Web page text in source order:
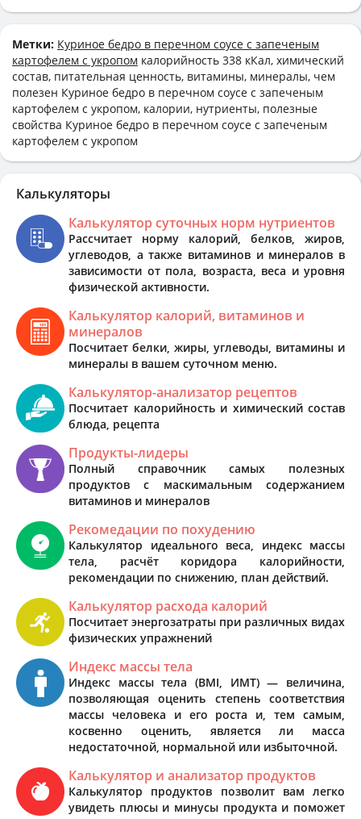
Метки: Куриное бедро в перечном соусе с запеченым
картофелем с укропом калорийность 338 кКал, химический
состав, питательная ценность, витамины, минералы, чем
полезен Куриное бедро в перечном соусе с запеченым
картофелем с укропом, калории, нутриенты, полезные
свойства Куриное бедро в перечном соусе с запеченым
картофелем с укропом
Калькуляторы
Калькулятор суточных норм нутриентов
Рассчитает норму калорий, белков, жиров,
углеводов, а также витаминов и минералов в
зависимости от пола, возраста, веса и уровня
физической активности.
Калькулятор калорий, витаминов и
минералов
Посчитает белки, жиры, углеводы, витамины и
минералы в вашем суточном меню.
Калькулятор-анализатор рецептов
Посчитает калорийность и химический состав
блюда, рецепта
Продукты-лидеры
Полный справочник самых полезных
продуктов с маскимальным содержанием
витаминов и минералов
Рекомедации по похудению
Калькулятор идеального веса, индекс массы
тела, расчёт коридора калорийности,
рекомендации по снижению, план действий.
Калькулятор расхода калорий
Посчитает энергозатраты при различных видах
физических упражнений
Индекс массы тела
Индекс массы тела (BMI, ИМТ) — величина,
позволяющая оценить степень соответствия
массы человека и его роста и, тем самым,
косвенно оценить, является ли масса
недостаточной, нормальной или избыточной.
Калькулятор и анализатор продуктов
Калькулятор продуктов позволит вам легко
увидеть плюсы и минусы продукта и поможет